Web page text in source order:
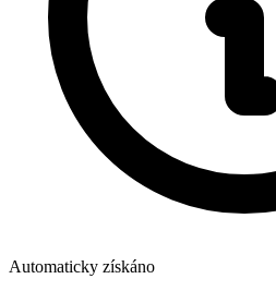
Automaticky získáno